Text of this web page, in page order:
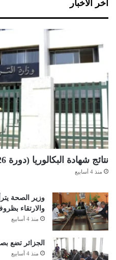
آخر الأخبار
نتائج شهادة البكالوريا (دورة 2026) الأحد المقبل
منذ 4 أسابيع
وزير الصحة
والارتقاء
منذ 4 أسابيع
الجزائر تضع
منذ 4 أسابيع